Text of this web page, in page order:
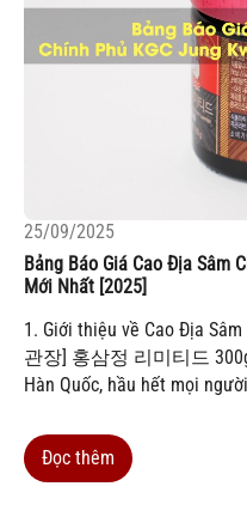
25/09/2025
Bảng Báo Giá Cao Địa Sâm
Mới Nhất [2025]
1. Giới thiệu về Cao Địa
관장] 홍삼정 리미티드
Hàn Quốc, hầu hết mọi
120 năm lịch sử. Trong số...
Đọc thêm